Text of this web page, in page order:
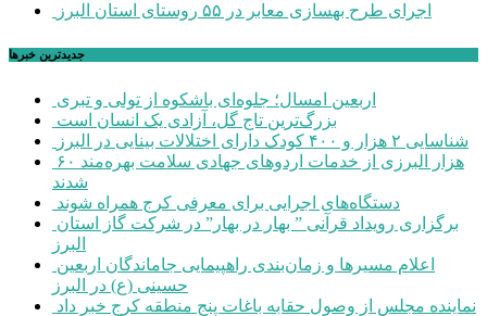
اجرای طرح بهسازی معابر در ۵۵ روستای استان البرز
جديدترين خبرها
اربعین امسال؛ جلوه‌ای باشکوه از تولی و تبری
بزرگ‌ترین تاج گل، آزادی یک انسان است
شناسایی ۲ هزار و ۴۰۰ کودک دارای اختلالات بینایی در البرز
۶۰ هزار البرزی از خدمات اردوهای جهادی سلامت بهره‌مند
شدند
دستگاه‌های اجرایی برای معرفی کرج همراه شوند
البرز
حسینی (ع) در البرز
نماینده مجلس از وصول حقابه باغات پنج منطقه کرج خبر داد